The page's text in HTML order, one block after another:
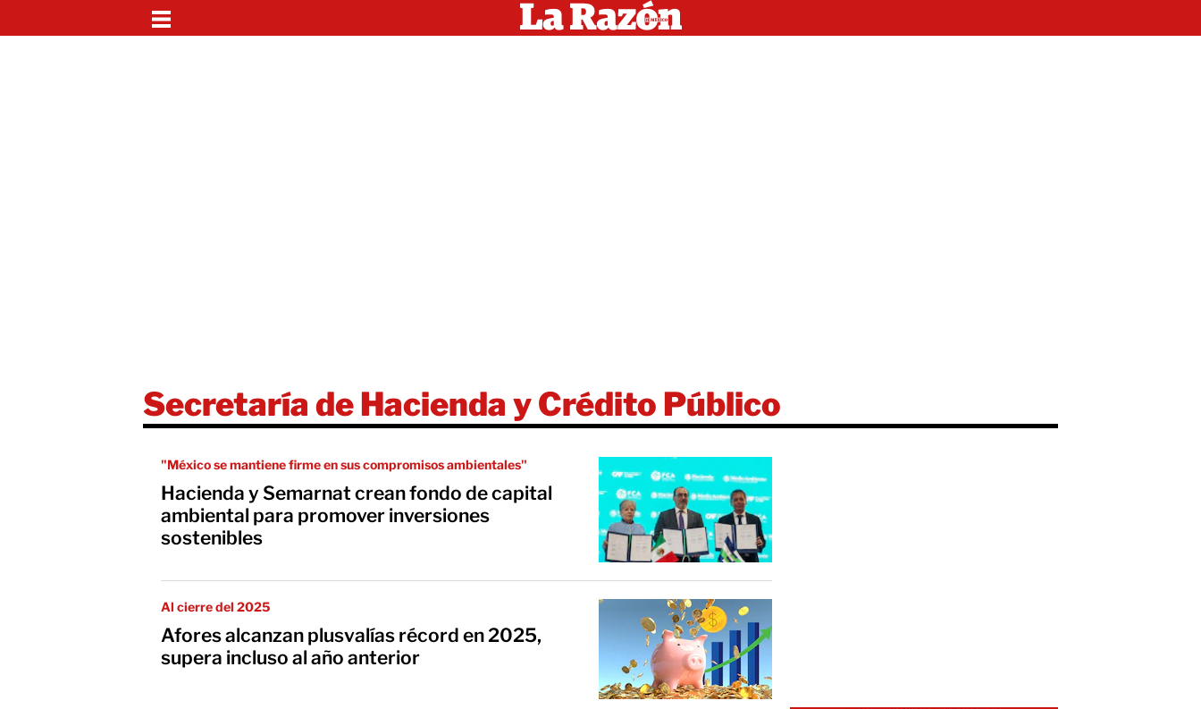
Secretaría de Hacienda y Crédito Público
"México se mantiene firme en sus compromisos ambientales"
Hacienda y Semarnat crean fondo de capital
ambiental para promover inversiones
sostenibles
Al cierre del 2025
Afores alcanzan plusvalías récord en 2025,
supera incluso al año anterior